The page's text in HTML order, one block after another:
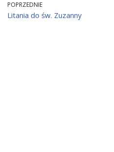
POPRZEDNIE
Litania do św. Zuzanny